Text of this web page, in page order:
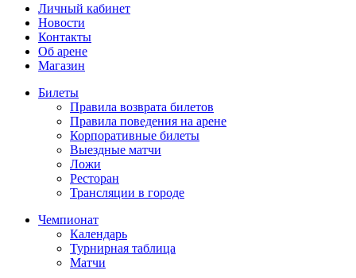
Личный кабинет
Новости
Контакты
Об арене
Магазин
Билеты
Правила возврата билетов
Правила поведения на арене
Корпоративные билеты
Выездные матчи
Ложи
Ресторан
Трансляции в городе
Чемпионат
Календарь
Турнирная таблица
Матчи